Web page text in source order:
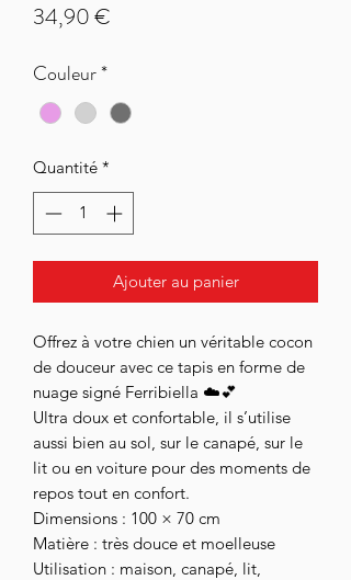
34,90 €
Couleur*
Quantité *
Ajouter au panier
Offrez à votre chien un véritable cocon
de douceur avec ce tapis en forme de
nuage signé Ferribiella ☁️💕
Ultra doux et confortable, il s’utilise
aussi bien au sol, sur le canapé, sur le
lit ou en voiture pour des moments de
repos tout en confort.
Dimensions : 100 × 70 cm
Matière : très douce et moelleuse
Utilisation : maison, canapé, lit,